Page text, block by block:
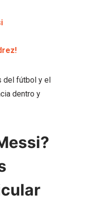
del fútbol y el
dentro y